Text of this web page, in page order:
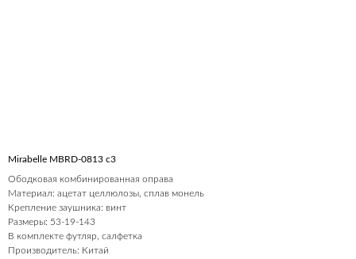
Mirabelle MBRD-0813 c3
Ободковая комбинированная оправа
Материал: ацетат целлюлозы, сплав монель
Крепление заушника: винт
Размеры: 53-19-143
В комплекте футляр, салфетка
Производитель: Китай